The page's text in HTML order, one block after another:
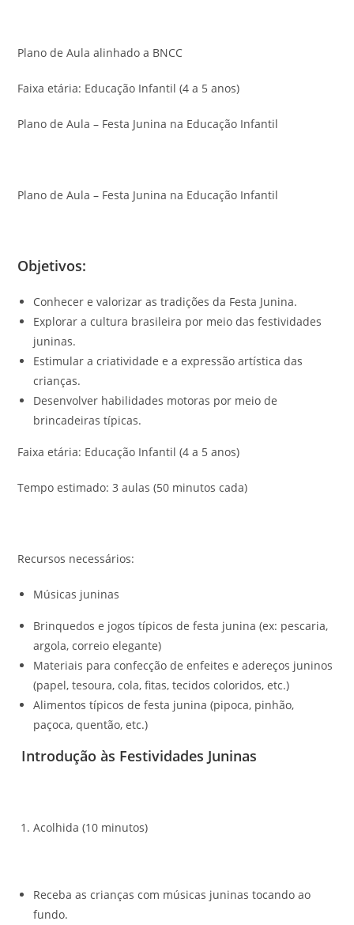
Plano de Aula alinhado a BNCC
Faixa etária: Educação Infantil (4 a 5 anos)
Plano de Aula – Festa Junina na Educação Infantil
Plano de Aula – Festa Junina na Educação Infantil
Objetivos:
Conhecer e valorizar as tradições da Festa Junina.
Explorar a cultura brasileira por meio das festividades
juninas.
Estimular a criatividade e a expressão artística das
crianças.
Desenvolver habilidades motoras por meio de
brincadeiras típicas.
Faixa etária: Educação Infantil (4 a 5 anos)
Tempo estimado: 3 aulas (50 minutos cada)
Recursos necessários:
Músicas juninas
Brinquedos e jogos típicos de festa junina (ex: pescaria,
argola, correio elegante)
Materiais para confecção de enfeites e adereços juninos
(papel, tesoura, cola, fitas, tecidos coloridos, etc.)
Alimentos típicos de festa junina (pipoca, pinhão,
paçoca, quentão, etc.)
Introdução às Festividades Juninas
Acolhida (10 minutos)
Receba as crianças com músicas juninas tocando ao
fundo.